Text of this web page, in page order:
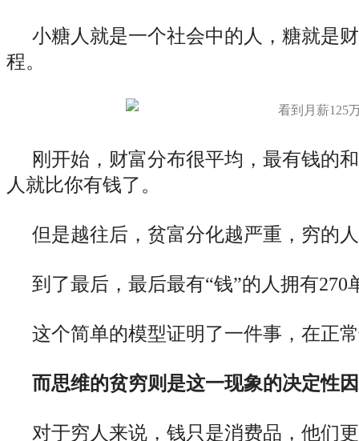
小糖人就是一个社会中的人，糖就是
程。
刚开始，财富分布很平均，最有钱的
人就比你有钱了。
但是越往后，贫富分化越严重，穷的
到了最后，最后最有“钱”的人拥有
这个简单的模型证明了一件事，在正
而思维的贫穷则是这一现象的决定性
对于穷人来说，钱只是消费品，他们